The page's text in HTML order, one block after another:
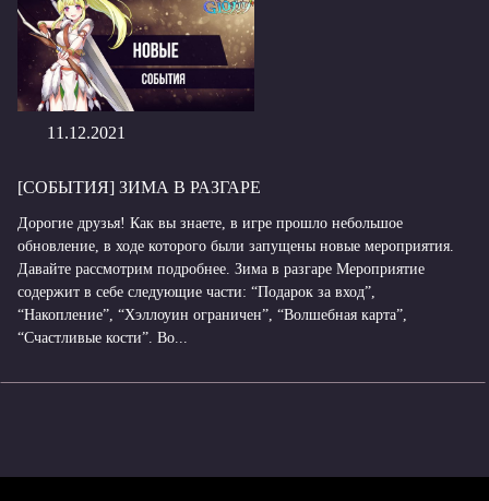
11.12.2021
[СОБЫТИЯ] ЗИМА В РАЗГАРЕ
Дорогие друзья! Как вы знаете, в игре прошло небольшое
обновление, в ходе которого были запущены новые мероприятия.
Давайте рассмотрим подробнее. Зима в разгаре Мероприятие
содержит в себе следующие части: “Подарок за вход”,
“Накопление”, “Хэллоуин ограничен”, “Волшебная карта”,
“Счастливые кости”. Во...